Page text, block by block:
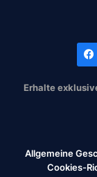
Erhalte
Allgemeine
Cookies-